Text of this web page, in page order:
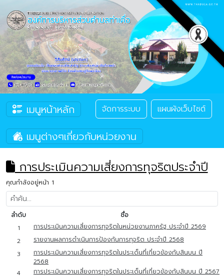
เมนูหน้าหลัก จัดการระบบ แผนผังเว็บไซต์
เมนูต่างๆเกี่ยวกับหน่วยงาน
การประเมินความเสี่ยงการทุจริตประจำปี
คุณกำลังอยู่หน้า 1
ลำดับ
ชื่อ
1
การประเมินความเสี่ยงการทุจริตในหน่วยงานภาครัฐ ประจำปี 2569
2
รายงานผลการดำเนินการป้องกันการทุจริต ประจำปี 2568
3
การประเมินความเสี่ยงการทุจริตในประเด็นที่เกี่ยวข้องกับสินบน ปี
2568
4
การประเมินความเสี่ยงการทุจริตในประเด็นที่เกี่ยวข้องกับสินบน ปี 2567